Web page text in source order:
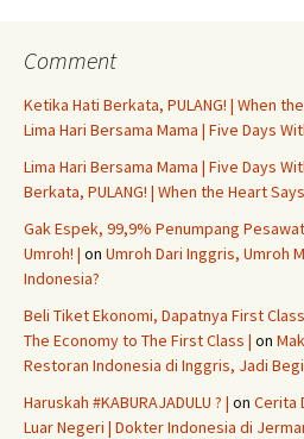
Comment
Ketika Hati Berkata, PULANG! | When
Lima Hari Bersama Mama | Five Days
Lima Hari Bersama Mama | Five Days
Berkata, PULANG! | When the Heart
Gak Espek, 99,9% Penumpang
Umroh! | on Umroh Dari Inggris, Umroh
Indonesia?
Beli Tiket Ekonomi, Dapatnya First
The Economy to The First Class | on
Restoran Indonesia di Inggris, Jadi
Haruskah #KABURAJADULU ? | on Cerita
Luar Negeri | Dokter Indonesia di